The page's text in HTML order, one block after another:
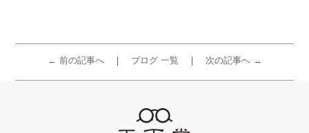
← 前の記事へ ブログ 一覧 次の記事へ →